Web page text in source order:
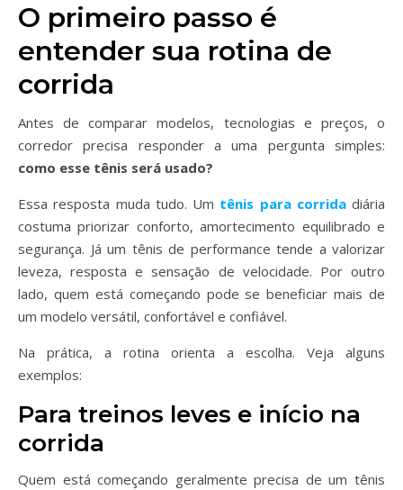
O primeiro passo é
entender sua rotina de
corrida
Antes de comparar modelos, tecnologias e preços, o
corredor precisa responder a uma pergunta simples:
como esse tênis será usado?
Essa resposta muda tudo. Um tênis para corridadiária
costuma priorizar conforto, amortecimento equilibrado e
segurança. Já um tênis de performance tende a valorizar
leveza, resposta e sensação de velocidade. Por outro
lado, quem está começando pode se beneficiar mais de
um modelo versátil, confortável e confiável.
Na prática, a rotina orienta a escolha. Veja alguns
exemplos:
Para treinos leves e início na
corrida
Quem está começando geralmente precisa de um tênis